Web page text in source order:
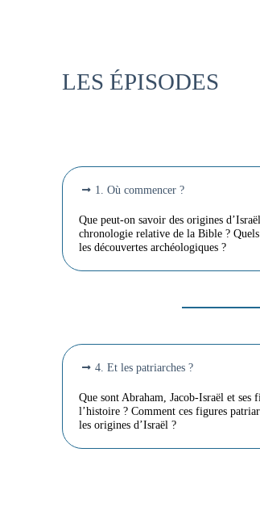
LES ÉPISODES
1. Où commencer ?
Que peut-on savoir des origines
chronologie relative de la Bible ?
les découvertes archéologiques ?
4. Et les patriarches ?
Que sont Abraham, Jacob-Israël et ses
l’histoire ? Comment ces figures
les origines d’Israël ?